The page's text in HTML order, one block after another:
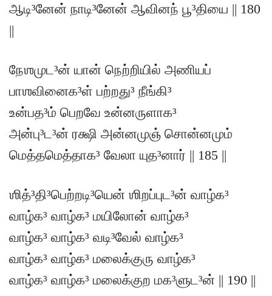
ஆடி³னேன் நாடி³னேன் ஆவினந் பூ³தியை || 180
||
நேஶமுட³ன் யான் நெற்றியில் அணியப்
பாஶவினைக³ள் பற்றது³ நீங்கி³
உன்பத³ம் பெறவே உன்னருளாக³
அன்பு³ட³ன் ரக்ஷி அன்னமுஞ் சொன்னமும்
மெத்தமெத்தாக³ வேலா யுத³னார் || 185 ||
ஶித்³தி³பெற்றடி³யென் ஶிறப்புட³ன் வாழ்க³
வாழ்க³ வாழ்க³ மயிலோன் வாழ்க³
வாழ்க³ வாழ்க³ வடி³வேல் வாழ்க³
வாழ்க³ வாழ்க³ மலைக்குரு வாழ்க³
வாழ்க³ வாழ்க³ மலைக்குற மக³ளுட³ன் || 190 ||